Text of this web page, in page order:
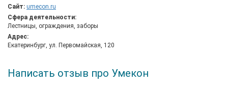
Сайт: umecon.ru
Сфера деятельности:
Лестницы, ограждения, заборы
Адрес:
Екатеринбург, ул. Первомайская, 120
Написать отзыв про Умекон